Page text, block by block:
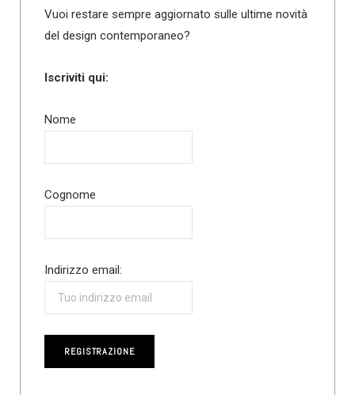
Vuoi restare sempre aggiornato sulle ultime novità
del design contemporaneo?
Iscriviti qui:
Nome
Cognome
Indirizzo email: